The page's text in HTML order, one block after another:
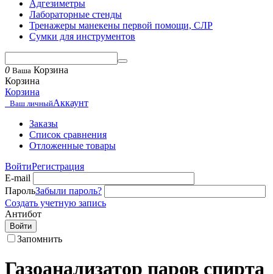
Адгезиметры
Лабораторные стенды
Тренажеры манекены первой помощи, СЛР
Сумки для инструментов
0 Ваша Корзина
Корзина
Корзина
Ваш личныйАккаунт
Заказы
Список сравнения
Отложенные товары
ВойтиРегистрация
E-mail
ПарольЗабыли пароль?
Создать учетную запись
Антибот
Войти
Запомнить
Газоанализатор паров спирта